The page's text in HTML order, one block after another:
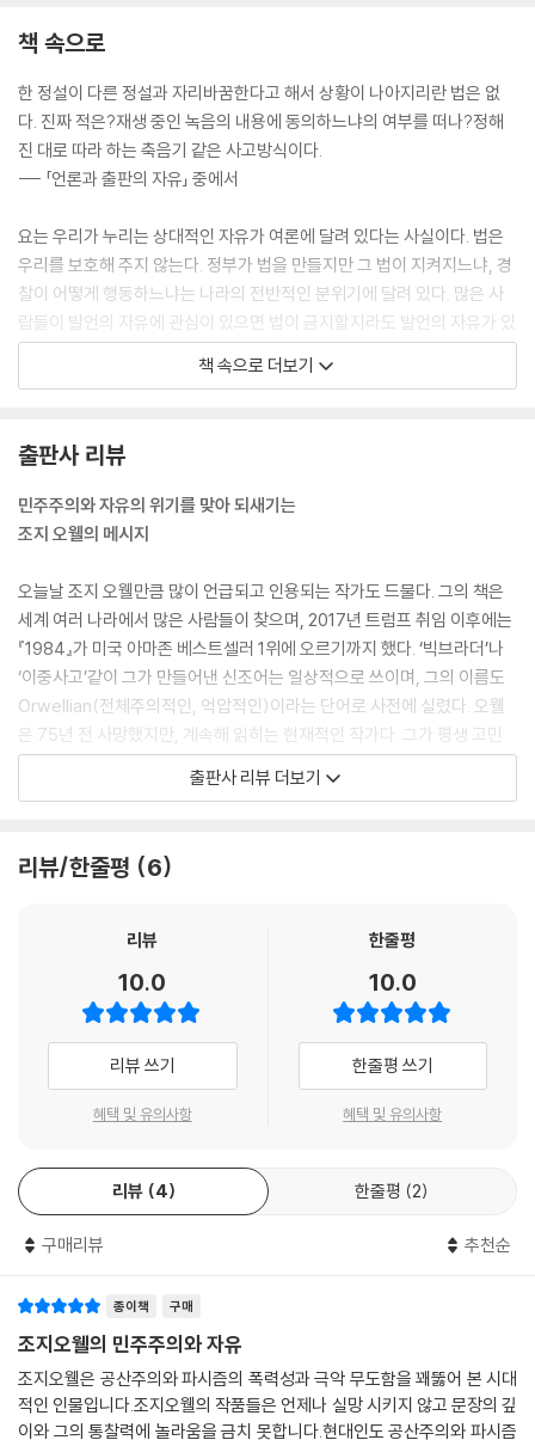
책 속으로
한 정설이 다른 정설과 자리바꿈한다고 해서 상황이 나아지리란 법은 없
다. 진짜 적은?재생 중인 녹음의 내용에 동의하느냐의 여부를 떠나?정해
진 대로 따라 하는 축음기 같은 사고방식이다.
--- 「언론과 출판의 자유」 중에서
요는 우리가 누리는 상대적인 자유가 여론에 달려 있다는 사실이다. 법은
우리를 보호해 주지 않는다. 정부가 법을 만들지만 그 법이 지켜지느냐, 경
찰이 어떻게 행동하느냐는 나라의 전반적인 분위기에 달려 있다. 많은 사
람들이 발언의 자유에 관심이 있으면 법이 금지할지라도 발언의 자유가 있
을 것이다. 여론이 미온적이면 자유를 보호해 줄 법이 존재한다고 할지라
도 어려움을 겪는 소수자들이 처벌당할 것이다.
바로 여기서 우리는 자본주의적 민주주의가 보여 줘야 할 최상의 자산과
마주치게 된다. 그것은 민주국가 시민들이 향유하는 상대적 안전감이고,
친구와 정치 얘기를 할 때 열쇠구멍에 게슈타포의 귀가 붙어 있지 않다는
음이며, 법이 국가 위에 있다는 믿음이다. 이러한 믿음이 일정 부분 허상이
라는 건 중요하지 않다. 실제로 그것이 허상인 면은 있지만, 대중의 행동에
영향을 끼칠 수 있는 널리 퍼진 허상은 그 자체로 중요한 사실이기 때문이
다.
--- 「파시즘과 민주주의」 중에서
기록된 역사 대부분은 어떤 식이든 거짓이라는 말이 유행이라는 건 나도
안다. 나는 역사가 대체로 부정확하고 편향된 것이라는 말을 기꺼이 믿는
쪽이다. 한데 우리 시대에 와서 특이한 점은, 역사를 진실되게 쓸 수 있다는
--- 「전체주의적 미래에 대한 전망」 중에서
미래뿐만 아니라 과거도 통제하는 악몽 같은 세계다. ‘지도자’가 무슨무슨
사건은 “일어난 적 없다”고 말하면, 그 사건은 일어난 적이 없는 게 되는 것
이다. 그가 둘 더하기 둘은 다섯이라고 말하면, 둘 더하기 둘은 다섯이 되는
것이다. 이런 전망은 내게 폭탄보다 훨씬 두려운 느낌으로 다가온다.
--- 「전체주의적 미래에 대한 전망」 중에서
파시즘의 발흥을 예견하지 못했다며 마르크스를 책망하는 경우가 종종 있
의 그로서는 예견을 했다 해도 아주 막연한 표현 수준이었을 것이다?그의
추종자들은 강제수용소 정문 앞에 설 때까지 파시즘의 위험을 알아보지 못
했던 게 분명하다.
인다. 영국의 인도 지배, 러시아의 숙청과 추방, 일본에 대한 원자탄 투하
같은 일들은 대부분의 사람들은 차마 직면할 수 없는 악랄한 주장을 동원
해야만 실제로 옹호될 수 있다.
책 속으로 더보기
출판사 리뷰
민주주의와 자유의 위기를 맞아 되새기는
조지 오웰의 메시지
오늘날 조지 오웰만큼 많이 언급되고 인용되는 작가도 드물다. 그의 책은
세계 여러 나라에서 많은 사람들이 찾으며, 2017년 트럼프 취임 이후에는
『1984』가 미국 아마존 베스트셀러 1위에 오르기까지 했다. ‘빅브라더’나
‘이중사고’같이 그가 만들어낸 신조어는 일상적으로 쓰이며, 그의 이름도
Orwellian(전체주의적인, 억압적인)이라는 단어로 사전에 실렸다. 오웰
은 75년 전 사망했지만, 계속해 읽히는 현재적인 작가다. 그가 평생 고민
하며 글로 쓴 주제가 오늘날에도 중요하기 때문에, 그리고 그의 통찰이 여
회주의를 옹호했고, 그런 목적으로 글을 썼다. 시간은 흘렀지만, 자유를 억
여전히 생명력이 있다. 특히 최근 들어 세계 곳곳에서 극우 파시즘이 출현
찾는 이들이 많아졌다. 이 책 『민주주의와 자유』는 조지 오웰이 쓴 민주주
의와 자유에 관한 핵심적인 글들을 함께 엮은 것이다. 오웰이 추구한 정치
적 글쓰기의 진수가 담긴 이 글들은 예리한 메스처럼 오늘날 거짓된 선동
과 위선을 들춰내고 진실을 햇빛 아래 드러낸다.
자유를 억압하는 모든 것과 싸우다
이 책에 실린 글들은 서구 사회에서 민주주의와 자유가 가장 큰 위기에 처
한 시기(1939~1946년)에 쓰였다. 오웰은 이런 위기를 맞아 진정 자유를
르는 대목이 가득하다. 예컨대 「유색인종은 제외하고」라는 글에서 오웰은
파시스트 국가와 싸우면서도 식민지에 대해 제국주의적 착취를 지속하는
소위 민주국가의 위선을 꼬집으며 전쟁의 승리가 우선이라며 불의를 지속
하는 행태를 비판한다. 그는 이런 불의가 바로잡히지 않는다면 파시즘은
더욱 힘을 얻을 것이며 설사 민주국가가 승리한다 해도 의미가 없을 것이
출판사 리뷰 더보기
리뷰/한줄평 6
리뷰
10.0
리뷰 쓰기
혜택 및 유의사항
한줄평
10.0
한줄평 쓰기
혜택 및 유의사항
리뷰 4 한줄평 2
구매리뷰 추천순
종이책 구매
조지오웰의 민주주의와 자유
조지오웰은 공산주의와 파시즘의 폭력성과 극악 무도함을 꽤뚫어 본 시대
적인 인물입니다.조지오웰의 작품들은 언제나 실망 시키지 않고 문장의 깊
이와 그의 통찰력에 놀라움을 금치 못합니다.현대인도 공산주의와 파시즘